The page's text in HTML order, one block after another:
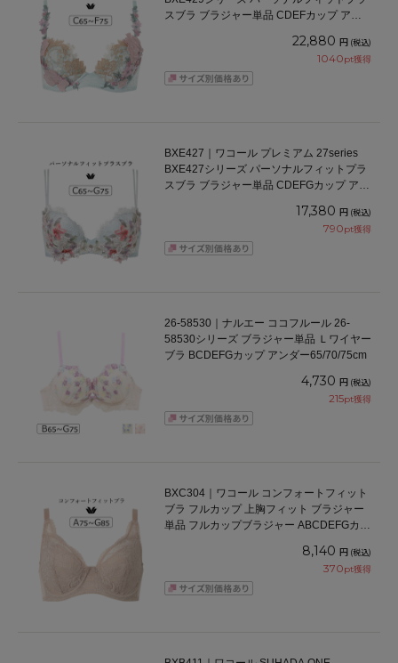
スブラ ブラジャー単品 CDEFカップ アン
22,880 円 (税込)
1040pt獲得
BXE427｜ワコール プレミアム 27series
BXE427シリーズ パーソナルフィットプラ
スブラ ブラジャー単品 CDEFGカップ アン
17,380 円 (税込)
790pt獲得
26-58530｜ナルエー ココフルール 26-
58530シリーズ ブラジャー単品 Ｌワイヤー
ブラ BCDEFGカップ アンダー65/70/75cm
4,730 円 (税込)
215pt獲得
BXC304｜ワコール コンフォートフィット
ブラ フルカップ 上胸フィット ブラジャー
単品 フルカップブラジャー ABCDEFGカッ
8,140 円 (税込)
370pt獲得